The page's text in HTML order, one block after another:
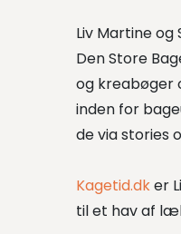
Liv Martine og
Den Store
og kreabøger
inden for
deviastories
Kagetid.dker
til et hav af